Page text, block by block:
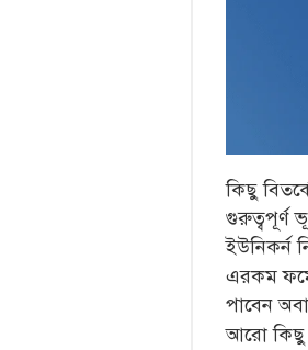
কিছু
গুরুত্বপূর্ণ
ইউনিকর্ন
এরকম
পাবেন
আরো কিছু